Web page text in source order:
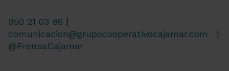
950 21 03 86 |
comunicacion@grupocooperativocajamar.com |
@PrensaCajamar